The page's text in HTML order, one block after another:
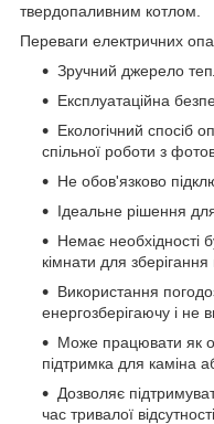
твердопаливним котлом.
Переваги електричних
Зручний джерело
Експлуатаційна
Екологічний спосіб
спільної роботи з
Не обов'язково
Ідеальне рішення
Немає необхідності
кімнати для зберігання
Використання
енергозберігаючу і не
Може працювати як
підтримка для каміна
Дозволяє
час тривалої